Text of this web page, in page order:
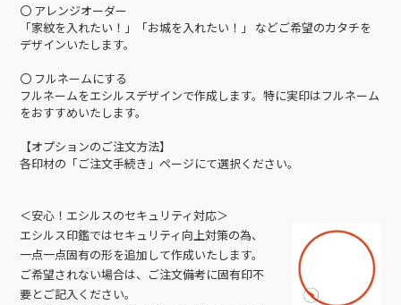
〇 アレンジオーダー
「家紋を入れたい！」「お城を入れたい！」 などご希望のカタチを
デザインいたします。
〇 フルネームにする
フルネームをエシルスデザインで作成します。特に実印はフルネーム
をおすすめいたします。
【オプションのご注文方法】
各印材の「ご注文手続き」ページにて選択ください。
＜安心！エシルスのセキュリティ対応＞
エシルス印鑑ではセキュリティ向上対策の為、
一点一点固有の形を追加して作成いたします。
ご希望されない場合は、ご注文備考に固有印不
要とご記入ください。